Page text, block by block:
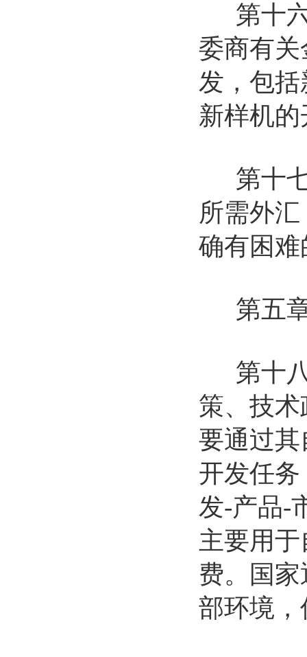
第十六
委商有
发，包
新样机
第十七
所需外
确有困
第五章
第十八
策、技
要通过
开发任
发-产品-
主要用
费。国
部环境